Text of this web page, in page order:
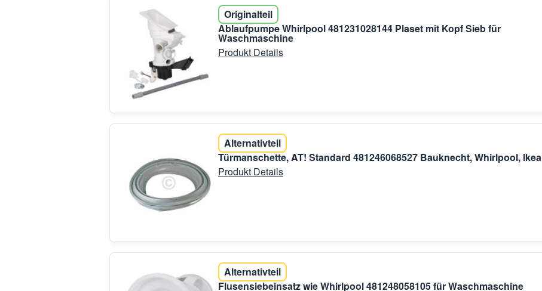
Originalteil
Ablaufpumpe Whirlpool 481231028144 Plaset mit Kopf Sieb für
Waschmaschine
Produkt Details
Alternativteil
Türmanschette, AT! Standard 481246068527 Bauknecht, Whirlpool, Ikea
Produkt Details
Alternativteil
Flusensiebeinsatz wie Whirlpool 481248058105 für Waschmaschine